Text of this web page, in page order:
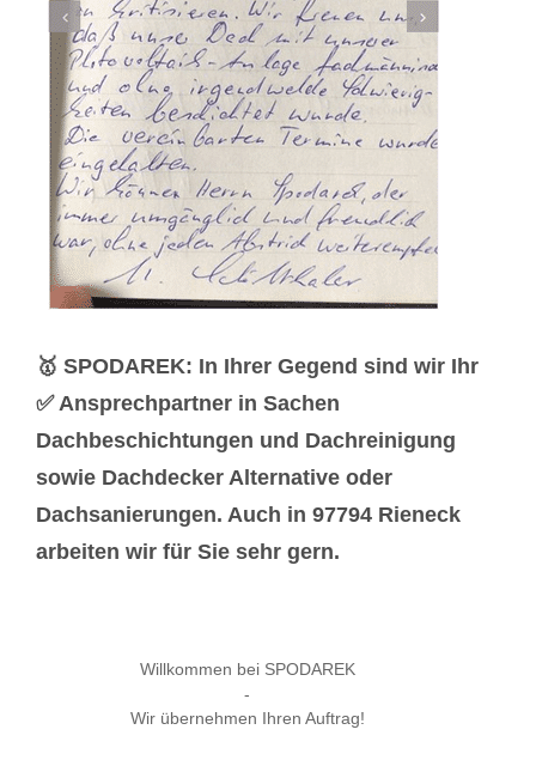
🥇 SPODAREK: In Ihrer Gegend sind wir Ihr
✅ Ansprechpartner in Sachen
Dachbeschichtungen und Dachreinigung
sowie Dachdecker Alternative oder
Dachsanierungen. Auch in 97794 Rieneck
arbeiten wir für Sie sehr gern.
Willkommen bei SPODAREK
-
Wir übernehmen Ihren Auftrag!